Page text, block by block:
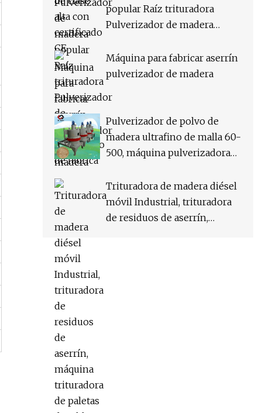
popular Raíz trituradora
Pulverizador de madera
Máquina para fabricar aserrín
pulverizador de madera
Pulverizador de polvo de
madera ultrafino de malla 60-
500, máquina pulverizadora
molienda de molino de
harina para bobina de
mosquitos
Trituradora de madera diésel
móvil Industrial, trituradora
de residuos de aserrín,